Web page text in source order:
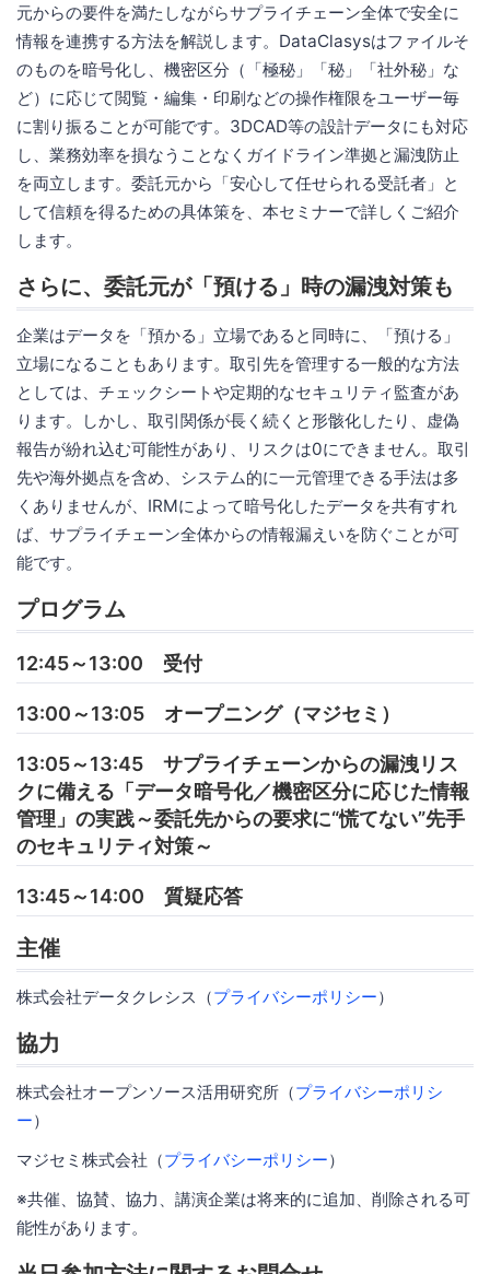
元からの要件を満たしながらサプライチェーン全体で安全に
情報を連携する方法を解説します。DataClasysはファイルそ
のものを暗号化し、機密区分（「極秘」「秘」「社外秘」な
ど）に応じて閲覧・編集・印刷などの操作権限をユーザー毎
に割り振ることが可能です。3DCAD等の設計データにも対応
し、業務効率を損なうことなくガイドライン準拠と漏洩防止
を両立します。委託元から「安心して任せられる受託者」と
して信頼を得るための具体策を、本セミナーで詳しくご紹介
します。
さらに、委託元が「預ける」時の漏洩対策も
企業はデータを「預かる」立場であると同時に、「預ける」
立場になることもあります。取引先を管理する一般的な方法
としては、チェックシートや定期的なセキュリティ監査があ
ります。しかし、取引関係が長く続くと形骸化したり、虚偽
報告が紛れ込む可能性があり、リスクは0にできません。取引
先や海外拠点を含め、システム的に一元管理できる手法は多
くありませんが、IRMによって暗号化したデータを共有すれ
ば、サプライチェーン全体からの情報漏えいを防ぐことが可
能です。
プログラム
12:45～13:00 受付
13:00～13:05 オープニング（マジセミ）
13:05～13:45 サプライチェーンからの漏洩リス
クに備える「データ暗号化／機密区分に応じた情報
管理」の実践～委託先からの要求に“慌てない”先手
のセキュリティ対策～
13:45～14:00 質疑応答
主催
株式会社データクレシス（プライバシーポリシー）
協力
株式会社オープンソース活用研究所（プライバシーポリシ
ー）
マジセミ株式会社（プライバシーポリシー）
※共催、協賛、協力、講演企業は将来的に追加、削除される可
能性があります。